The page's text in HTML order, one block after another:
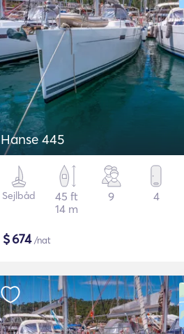
Hanse 445
Sejlbåd
45 ft
14 m
9 4
$674/nat